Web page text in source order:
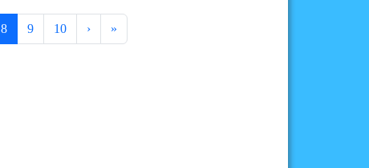
8(目前頁次)
9 10 ›下一頁
»最後頁